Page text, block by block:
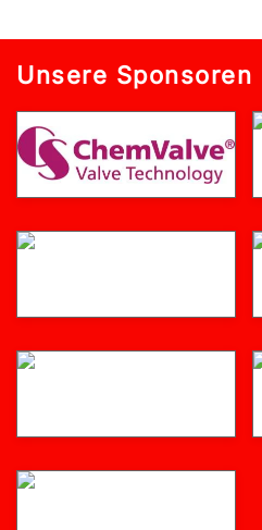
Unsere Sponsoren